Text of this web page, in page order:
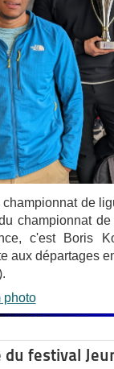
championnat de
championnat
c'est Boris
aux départages
photo
du festival